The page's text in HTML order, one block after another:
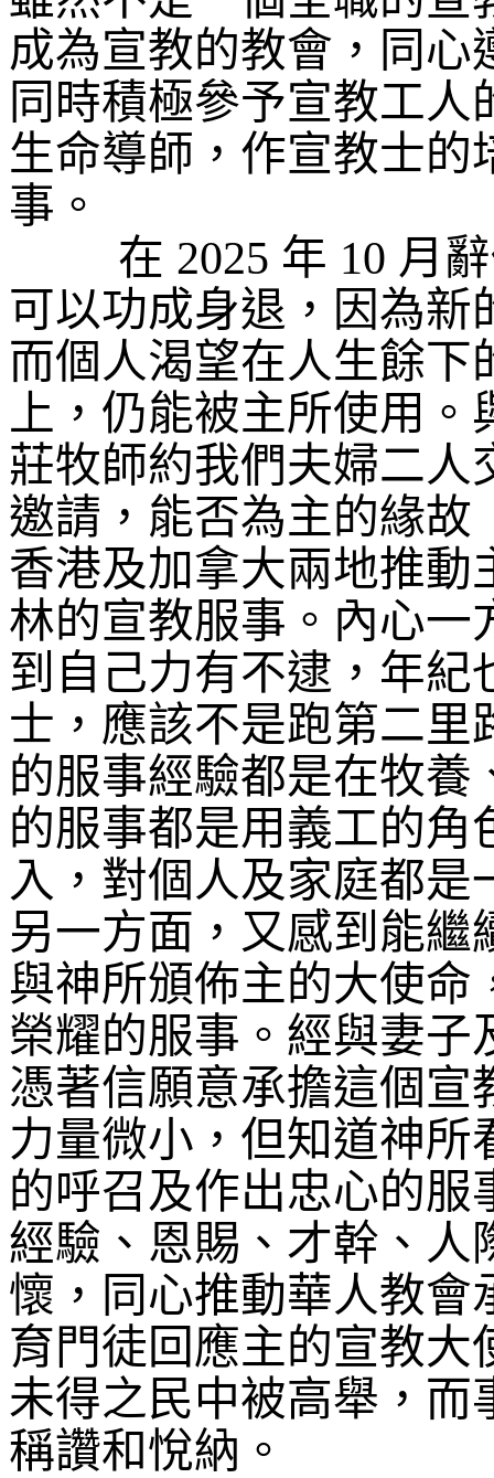
成為宣教的教會，同
同時積極參予宣教工
生命導師，作宣教士的
事。
在 2025 年 10 月
可以功成身退，因為新
而個人渴望在人生餘下
上，仍能被主所使用。
莊牧師約我們夫婦二人
邀請，能否為主的緣故
香港及加拿大兩地推動
林的宣教服事。內心一
到自己力有不逮 ，年
士，應該不是跑第二里
的服事經驗都是在牧
的服事都是用義工的
入，對個人及家庭都
另一方面，又感到能
與神所頒佈主的大使命
榮耀的服事。經與妻子
憑著信願意承擔這個宣
力量微小，但知道神
的呼召及作出忠心的
經驗、恩賜、才幹、人
懷，同心推動華人教會
育門徒回應主的宣教大
未得之民中被高舉，而
稱讚和悅納。